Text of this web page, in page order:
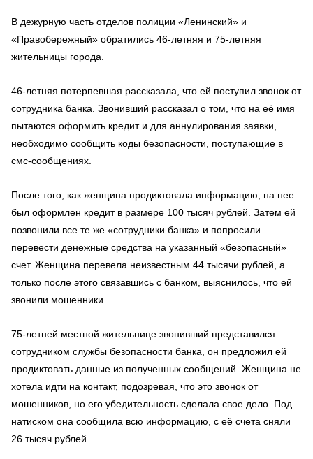
В дежурную часть отделов полиции «Ленинский» и
«Правобережный» обратились 46-летняя и 75-летняя
жительницы города.
46-летняя потерпевшая рассказала, что ей поступил звонок от
сотрудника банка. Звонивший рассказал о том, что на её имя
пытаются оформить кредит и для аннулирования заявки,
необходимо сообщить коды безопасности, поступающие в
смс-сообщениях.
После того, как женщина продиктовала информацию, на нее
был оформлен кредит в размере 100 тысяч рублей. Затем ей
позвонили все те же «сотрудники банка» и попросили
перевести денежные средства на указанный «безопасный»
счет. Женщина перевела неизвестным 44 тысячи рублей, а
только после этого связавшись с банком, выяснилось, что ей
звонили мошенники.
75-летней местной жительнице звонивший представился
сотрудником службы безопасности банка, он предложил ей
продиктовать данные из полученных сообщений. Женщина не
хотела идти на контакт, подозревая, что это звонок от
мошенников, но его убедительность сделала свое дело. Под
натиском она сообщила всю информацию, с её счета сняли
26 тысяч рублей.